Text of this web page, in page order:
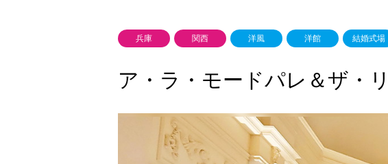
兵庫 関西 洋風 洋館 結婚式場
ア・ラ・モードパレ＆ザ・